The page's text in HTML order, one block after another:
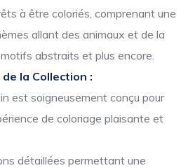
à être coloriés, comprenant une
allant des animaux et de la
abstraits et plus encore.
la Collection :
est soigneusement conçu pour
de coloriage plaisante et
détaillées permettant une